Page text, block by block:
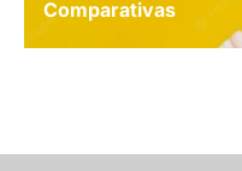
Comparativas